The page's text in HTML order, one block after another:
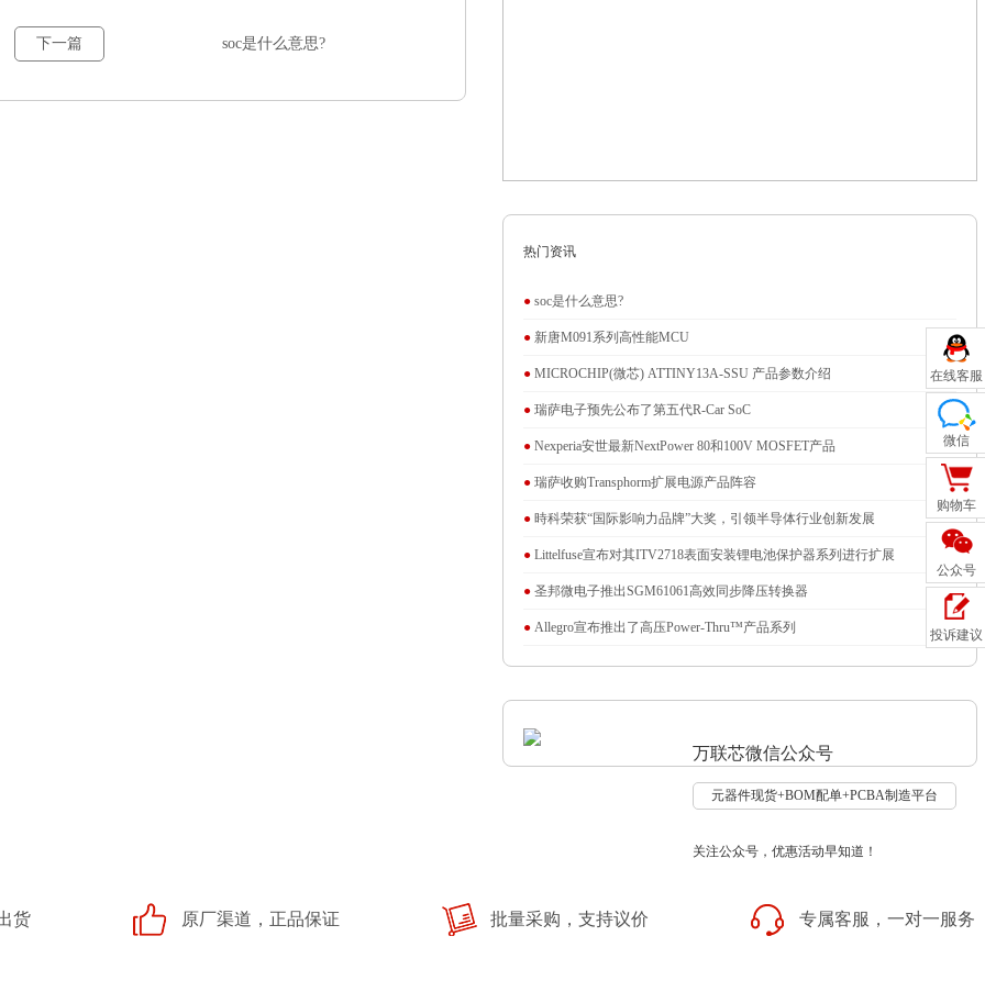
下一篇 soc是什么意思?
热门资讯
● soc是什么意思?
● 新唐M091系列高性能MCU
● MICROCHIP(微芯) ATTINY13A-SSU 产品参数介绍
● 瑞萨电子预先公布了第五代R-Car SoC
● Nexperia安世​最新NextPower 80和100V MOSFET产品
● 瑞萨收购Transphorm扩展电源产品阵容
● 時科荣获“国际影响力品牌”大奖，引领半导体行业创新发展
● Littelfuse宣布对其ITV2718表面安装锂电池保护器系列进行扩展
● 圣邦微电子推出SGM61061高效同步降压转换器
● Allegro宣布推出了高压Power-Thru™产品系列
万联芯微信公众号
元器件现货+BOM配单+PCBA制造平台
关注公众号，优惠活动早知道！
货 原厂渠道，正品保证 批量采购，支持议价 专属客服，一对一服务
在线客服
微信
购物车
公众号
投诉建议